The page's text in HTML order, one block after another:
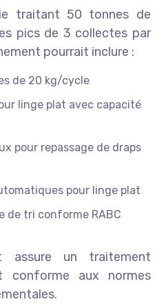
traitant 50 tonnes de
pics de 3 collectes par
pourrait inclure :
de 20 kg/cycle
linge plat avec capacité
pour repassage de draps
pour linge plat
de tri conforme RABC
assure un traitement
conforme aux normes